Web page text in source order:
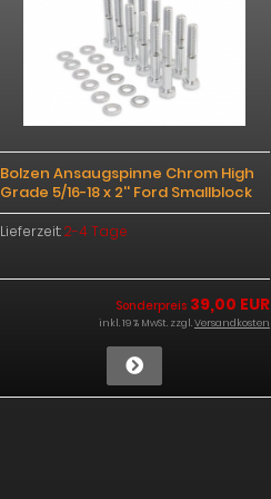
Bolzen Ansaugspinne Chrom High
Grade 5/16-18 x 2'' Ford Smallblock
Lieferzeit:2-4 Tage
Sonderpreis 39,00 EUR
inkl. 19 % MwSt. zzgl.Versandkosten